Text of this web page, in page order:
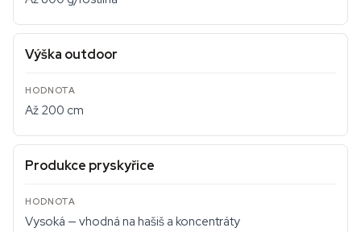
Výška outdoor
Až 200 cm
Produkce pryskyřice
Vysoká — vhodná na hašiš a koncentráty